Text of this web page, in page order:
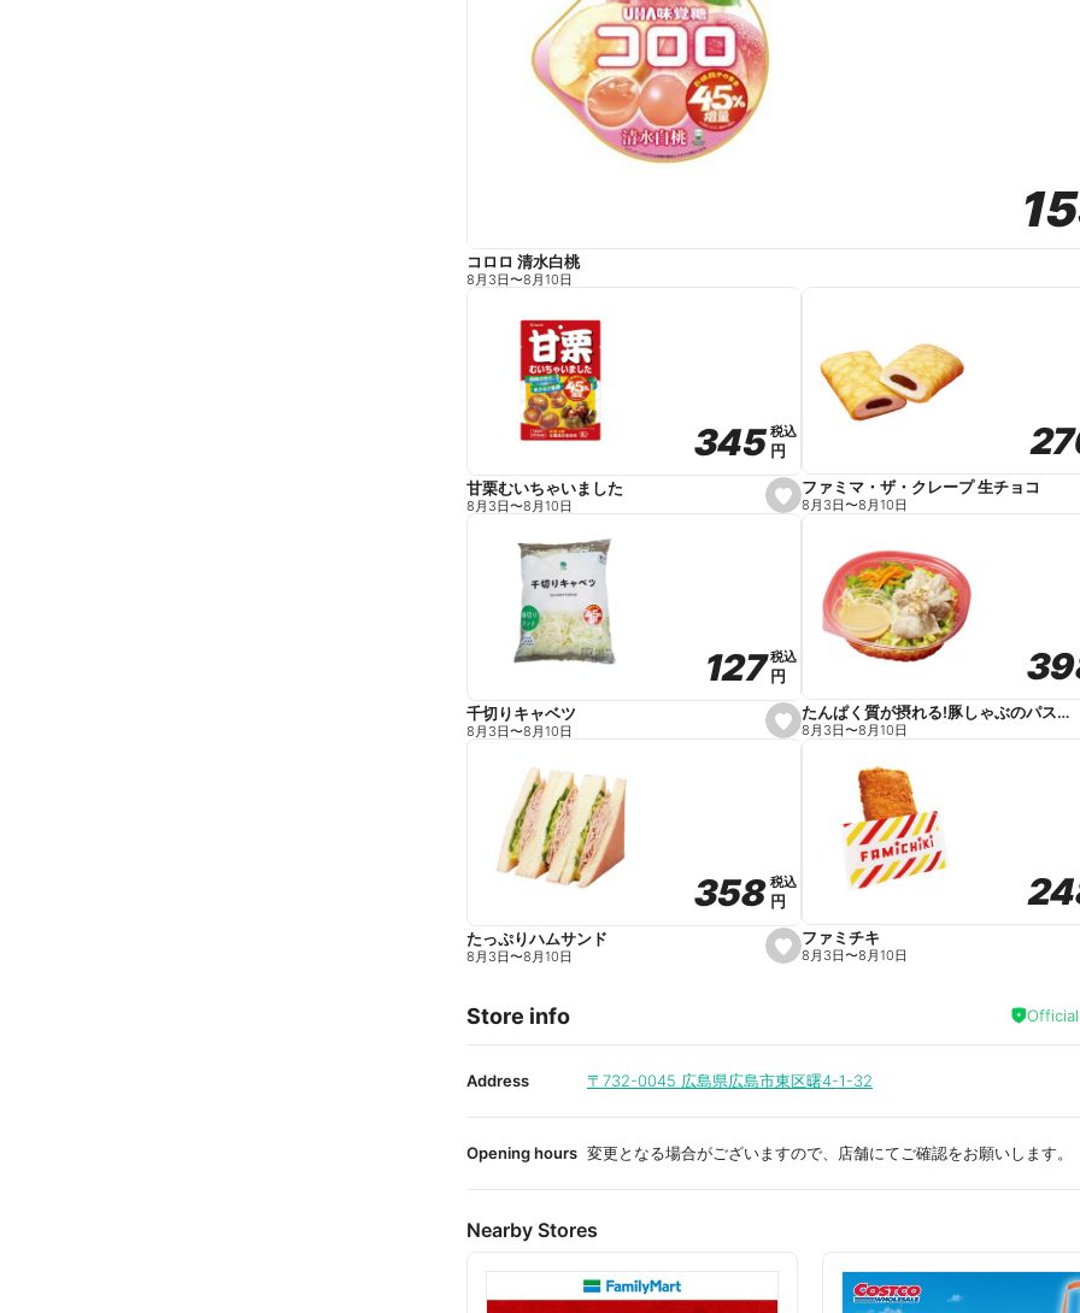
コロロ 清水白桃
8月3日〜8月10日
s
e
e
345
345税込
税込
円
円
甘栗むいちゃいました
8月3日〜8月10日
ファミマ・ザ・クレープ 生チョコ
8月3日〜8月10日
s
e
e
127
127税込
税込
円
円
千切りキャベツ
8月3日〜8月10日
たんぱく質が摂れる!豚しゃぶのパスタサラダ
8月3日〜8月10日
s
e
i
t
358
358税込
税込
円
円
たっぷりハムサンド
8月3日〜8月10日
ファミチキ
8月3日〜8月10日
Store info
Address 〒732-0045 広島県広島市東区曙4-1-32
Opening hours 変更となる場合がございますので、店舗にてご確認をお願いします。
Nearby Stores